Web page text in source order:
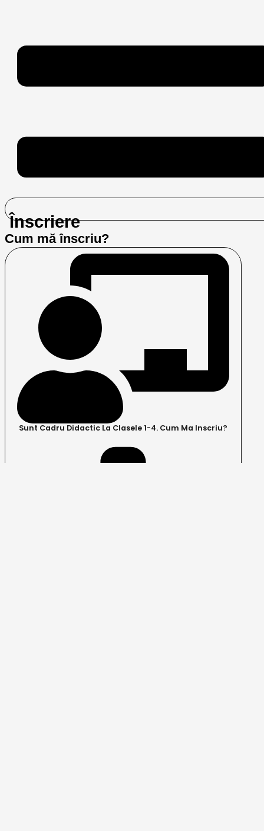
Înscriere
Cum mă înscriu?
Sunt Cadru Didactic La Clasele 1-4. Cum Ma Inscriu?